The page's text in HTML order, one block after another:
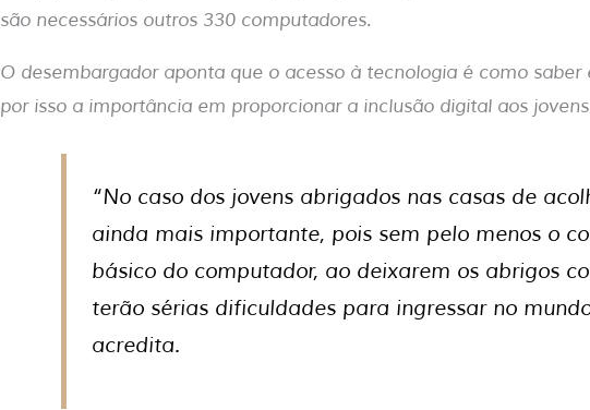
são necessários outros 330 computadores.
O desembargador aponta que o acesso à tecnologia é como saber
por isso a importância em proporcionar a inclusão digital aos
“No caso dos jovens abrigados nas casas de
ainda mais importante, pois sem pelo menos o
básico do computador, ao deixarem os abrigos
terão sérias dificuldades para ingressar no
acredita.